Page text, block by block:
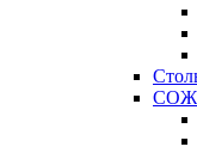
СОЖ